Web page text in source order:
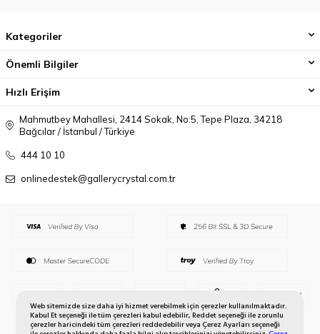
Web sitemizde size daha iyi hizmet verebilmek için çerezler kullanılmaktadır.
Kabul Et seçeneği ile tüm çerezleri kabul edebilir, Reddet seçeneği ile zorunlu
çerezler haricindeki tüm çerezleri reddedebilir veya Çerez Ayarları seçeneği
Kategoriler
Önemli Bilgiler
Hızlı Erişim
Mahmutbey Mahallesi, 2414 Sokak, No:5, Tepe Plaza, 34218
Bağcılar / İstanbul / Türkiye
444 10 10
onlinedestek@gallerycrystal.com.tr